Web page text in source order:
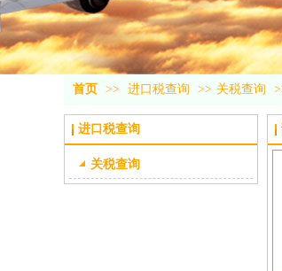
首页 >> 进口税查询 >> 关税查询
进口税查询
关税查询